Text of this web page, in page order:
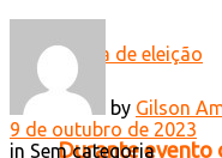
Durante evento
by Gilson
9 de outubro de 2023
in Sem categoria